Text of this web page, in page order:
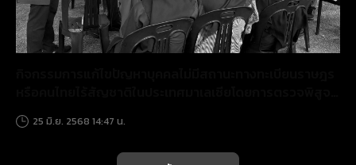
สารพันธุกรรม (DNA) ระหว่างวันที่ ๑๘ - ๑๙ มิถุนายน๒๕๖๘
ณ สถานกงสุลใหญ่ ณ เมืองโกตาบาร
25 มิ.ย. 2568 14:47 น.